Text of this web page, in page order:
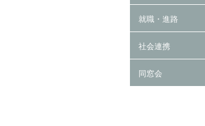
就職・進路
社会連携
同窓会